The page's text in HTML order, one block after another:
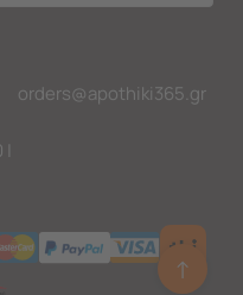
orders@apothiki365.gr
↑